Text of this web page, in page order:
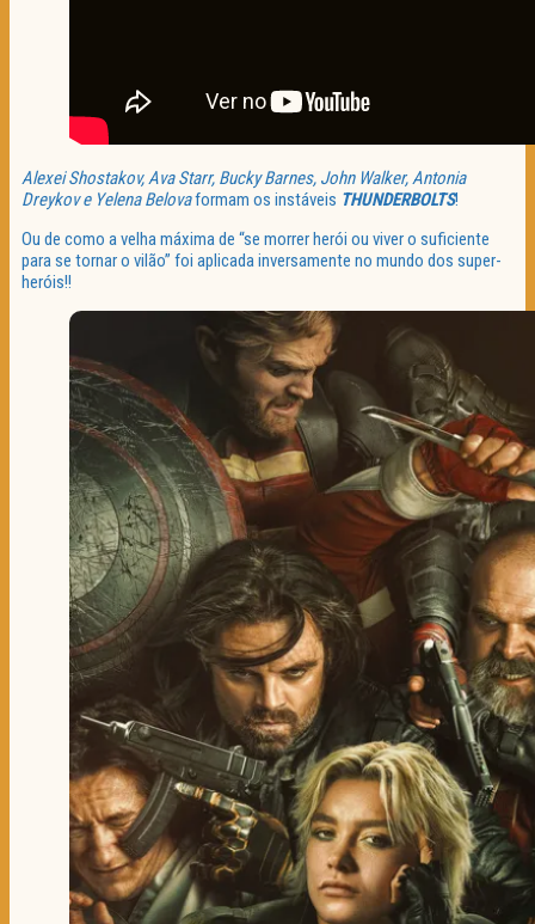
Alexei Shostakov, Ava Starr, Bucky Barnes, John Walker, Antonia
Dreykov e Yelena Belovaformam os instáveis THUNDERBOLTS!
Ou de como a velha máxima de “se morrer herói ou viver o suficiente
para se tornar o vilão” foi aplicada inversamente no mundo dos super-
heróis!!